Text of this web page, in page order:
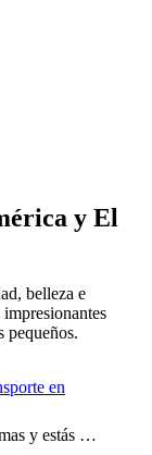
y El
belleza e
pequeños.
en
y estás …